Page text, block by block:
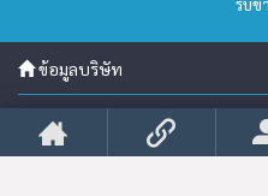
ข้อมูลบริษัท
ข้อมูลทั่วไป